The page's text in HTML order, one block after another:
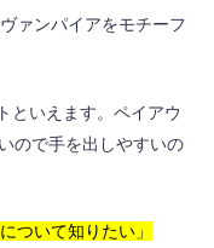
ーズ）のゲーム
狙う
ァンパイアをモチーフ
といえます。ペイアウ
ので手を出しやすいの
ついて知りたい」